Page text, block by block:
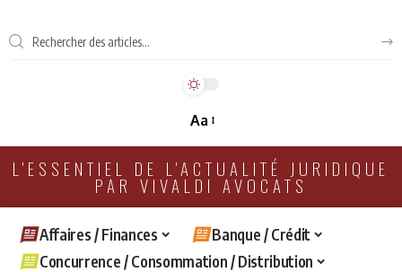
Aa
L'ESSENTIEL DE L'ACTUALITÉ JURIDIQUE
PAR VIVALDI AVOCATS
Affaires / Finances
Banque / Crédit
Concurrence / Consommation / Distribution